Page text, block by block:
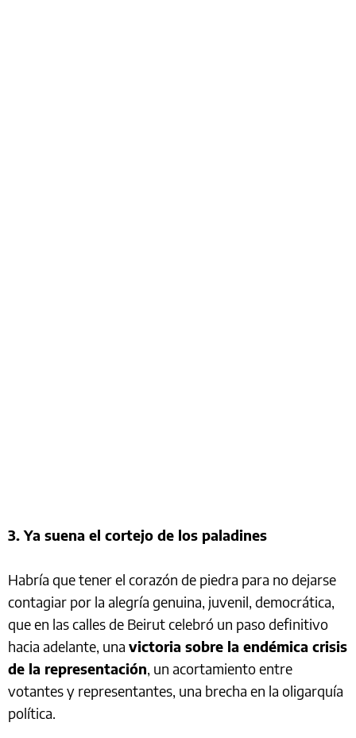
3. Ya suena el cortejo de los paladines
Habría que tener el corazón de piedra para no dejarse
contagiar por la alegría genuina, juvenil, democrática,
que en las calles de Beirut celebró un paso definitivo
hacia adelante, una victoria sobre la endémica crisis
de la representación, un acortamiento entre
votantes y representantes, una brecha en la oligarquía
política.